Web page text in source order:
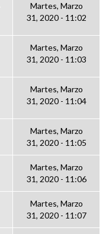
Martes, Marzo
31, 2020 - 11:02
Martes, Marzo
31, 2020 - 11:03
Martes, Marzo
31, 2020 - 11:04
Martes, Marzo
31, 2020 - 11:05
Martes, Marzo
31, 2020 - 11:06
Martes, Marzo
31, 2020 - 11:07